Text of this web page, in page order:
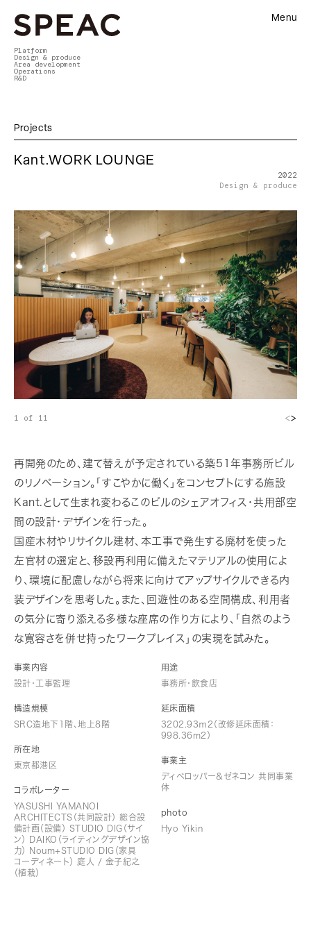
Platform
Design & produce
Area development
Operations
R&D
Menu
Projects
事業内容
設計・工事監理
用途
事務所・飲食店
構造規模
SRC造地下1階、地上8階
延床面積
3202.93ｍ2（改修延床面積：
998.36m2）
所在地
東京都港区
事業主
ディベロッパー＆ゼネコン 共同事業
体
コラボレーター
YASUSHI YAMANOI
ARCHITECTS（共同設計） 総合設
備計画（設備） STUDIO DIG（サイ
ン） DAIKO（ライティングデザイン協
力） Noum+STUDIO DIG（家具
コーディネート） 庭人 / 金子紀之
（植栽）
photo
Hyo Yikin
Kant.WORK LOUNGE
2022
Design & produce
1 of 11 <>
再開発のため、建て替えが予定されている築51年事務所ビル
のリノベーション。「すこやかに働く」をコンセプトにする施設
Kant.として生まれ変わるこのビルのシェアオフィス・共用部空
間の設計・デザインを行った。
国産木材やリサイクル建材、本工事で発生する廃材を使った
左官材の選定と、移設再利用に備えたマテリアルの使用によ
り、環境に配慮しながら将来に向けてアップサイクルできる内
装デザインを思考した。また、回遊性のある空間構成、利用者
の気分に寄り添える多様な座席の作り方により、「自然のよう
な寛容さを併せ持ったワークプレイス」の実現を試みた。